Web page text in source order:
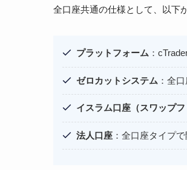
全口座共通の仕様として、以下
プラットフォーム ：
ゼロカットシステム ：全
イスラム口座（スワップフ
法人口座：全口座タイプ